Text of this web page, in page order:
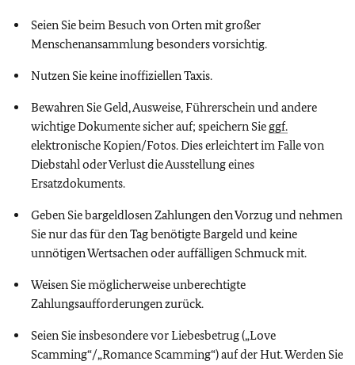
Seien Sie beim Besuch von Orten mit großer
Menschenansammlung besonders vorsichtig.
Nutzen Sie keine inoffiziellen Taxis.
Bewahren Sie Geld, Ausweise, Führerschein und andere
wichtige Dokumente sicher auf; speichern Sie ggf.
elektronische Kopien/Fotos. Dies erleichtert im Falle von
Diebstahl oder Verlust die Ausstellung eines
Ersatzdokuments.
Geben Sie bargeldlosen Zahlungen den Vorzug und nehmen
Sie nur das für den Tag benötigte Bargeld und keine
unnötigen Wertsachen oder auffälligen Schmuck mit.
Weisen Sie möglicherweise unberechtigte
Zahlungsaufforderungen zurück.
Seien Sie insbesondere vor Liebesbetrug („Love
Scamming“/„Romance Scamming“) auf der Hut. Werden Sie